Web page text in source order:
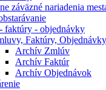
záväzné nariadenia
faktúry - objednávky
Faktúry, Objednávky
Archív Zmlúv
Archív Faktúr
Archív Objednávok